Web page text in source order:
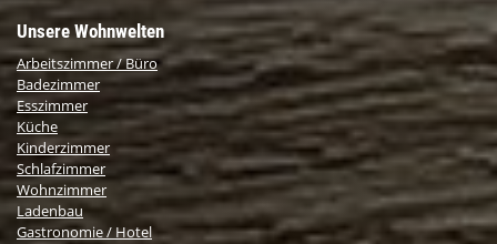
Unsere Wohnwelten
Arbeitszimmer / Büro
Badezimmer
Esszimmer
Küche
Kinderzimmer
Schlafzimmer
Wohnzimmer
Ladenbau
Gastronomie / Hotel